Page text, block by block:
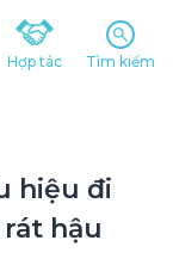
Hợp tác Tìm kiếm
hiệu đi
hậu